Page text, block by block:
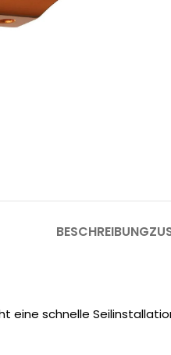
BESCHREIBUNG
eine schnelle